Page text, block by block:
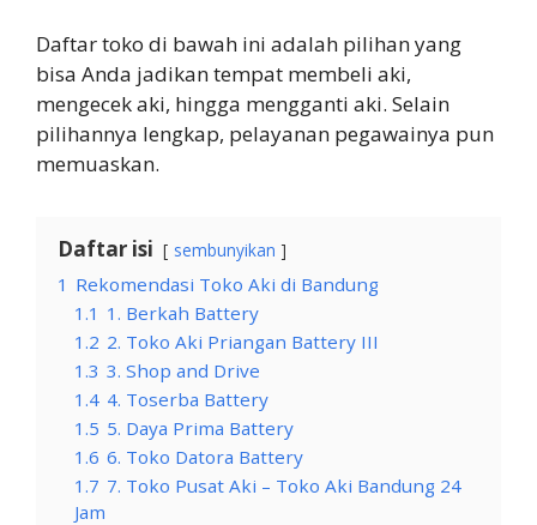
Daftar toko di bawah ini adalah pilihan yang
bisa Anda jadikan tempat membeli aki,
mengecek aki, hingga mengganti aki. Selain
pilihannya lengkap, pelayanan pegawainya pun
memuaskan.
Daftar isi sembunyikan
1 Rekomendasi Toko Aki di Bandung
1.1 1. Berkah Battery
1.2 2. Toko Aki Priangan Battery III
1.3 3. Shop and Drive
1.4 4. Toserba Battery
1.5 5. Daya Prima Battery
1.6 6. Toko Datora Battery
1.7 7. Toko Pusat Aki – Toko Aki Bandung 24
Jam